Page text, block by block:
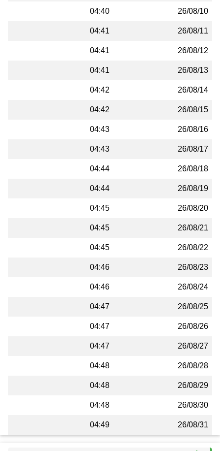
26/08/10
04:40
26/08/11
04:41
26/08/12
04:41
26/08/13
04:41
26/08/14
04:42
26/08/15
04:42
26/08/16
04:43
26/08/17
04:43
26/08/18
04:44
26/08/19
04:44
26/08/20
04:45
26/08/21
04:45
26/08/22
04:45
26/08/23
04:46
26/08/24
04:46
26/08/25
04:47
26/08/26
04:47
26/08/27
04:47
26/08/28
04:48
26/08/29
04:48
26/08/30
04:48
26/08/31
04:49